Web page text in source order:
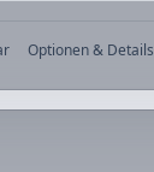
Optionen & Details